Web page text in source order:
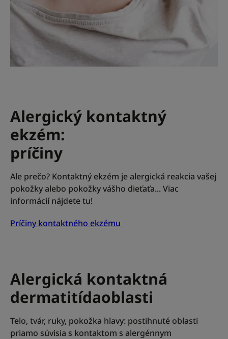
Alergický kontaktný
ekzém:
príčiny
Ale prečo? Kontaktný ekzém je alergická reakcia vašej
pokožky alebo pokožky vášho dieťaťa... Viac
informácií nájdete tu!
Príčiny kontaktného ekzému
Alergická kontaktná
dermatitídaoblasti
Telo, tvár, ruky, pokožka hlavy: postihnuté oblasti
priamo súvisia s kontaktom s alergénnym